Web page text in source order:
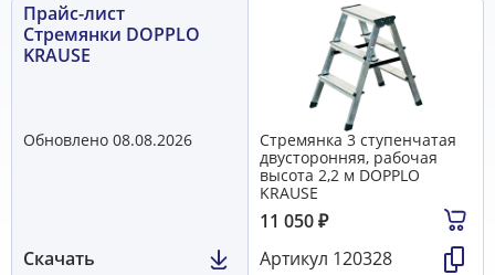
Прайс-лист
Стремянки DOPPLO
KRAUSE
Обновлено 08.08.2026
Скачать
Стремянка 3 ступенчатая
двусторонняя, рабочая
высота 2,2 м DOPPLO
KRAUSE
11 050₽
Артикул 120328